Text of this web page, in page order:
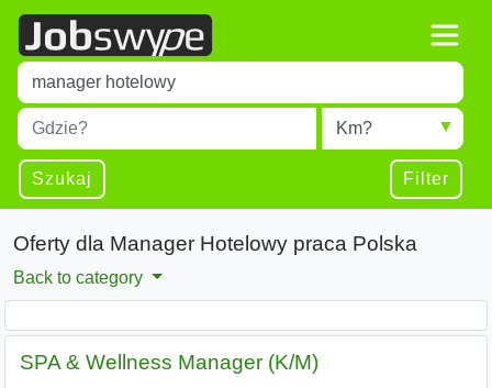
Title
Type 1 or more characters for results.
Miejscowość
Type 1 or more characters for results.
Radius
Szukaj Filter
Oferty dla Manager Hotelowy praca Polska
Back to category
SPA & Wellness Manager (K/M)